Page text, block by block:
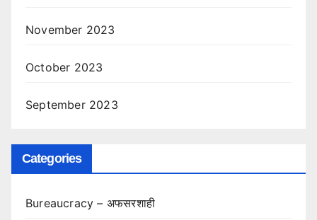
November 2023
October 2023
September 2023
Categories
Bureaucracy – अफसरशाही